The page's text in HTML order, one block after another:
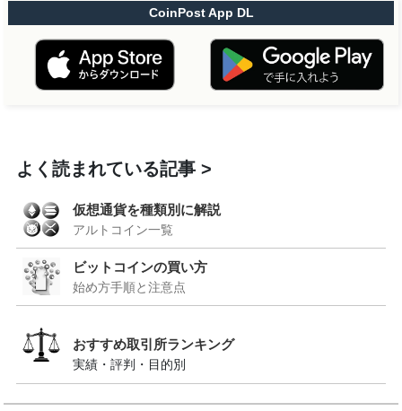
CoinPost App DL
よく読まれている記事
仮想通貨を種類別に解説
アルトコイン一覧
ビットコインの買い方
始め方手順と注意点
おすすめ取引所ランキング
実績・評判・目的別